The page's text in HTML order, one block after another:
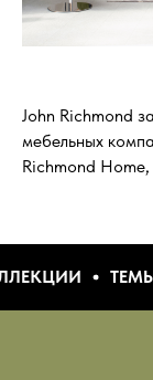
John Richmond
мебельных
Richmond
ТЕМЫ